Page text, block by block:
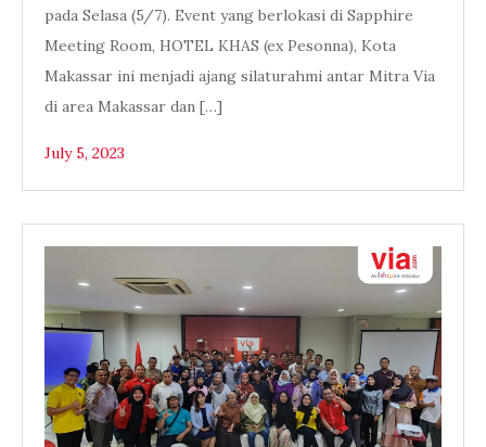
pada Selasa (5/7). Event yang berlokasi di Sapphire
Meeting Room, HOTEL KHAS (ex Pesonna), Kota
Makassar ini menjadi ajang silaturahmi antar Mitra Via
di area Makassar dan […]
July 5, 2023